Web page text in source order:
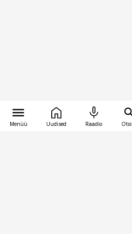
Menüü Uudised Raadio